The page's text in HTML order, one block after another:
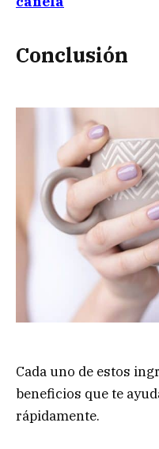
Conclusión
Cada uno de estos
beneficios que te
rápidamente.